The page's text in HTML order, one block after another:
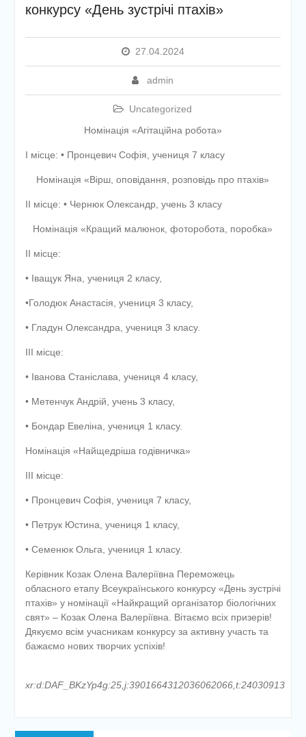
етапу Всеукраїнської
військово-патріотичної гри
«Сокіл» («Джура»)
У закладі освіти
проведено підсумкову
педагогічну раду
конкурсу «День зустрічі птахів»
27.04.2024
admin
Uncategorized
Номінація «Агітаційна робота»
І місце: • Пронцевич Софія, учениця 7 класу
Номінація «Вірш, оповідання, розповідь про птахів»
ІІ місце: • Чернюк Олександр, учень 3 класу
Номінація «Кращий малюнок, фоторобота, поробка»
ІІ місце:
• Іващук Яна, учениця 2 класу,
•Голодюк Анастасія, учениця 3 класу,
• Гладун Олександра, учениця 3 класу.
ІІІ місце:
• Іванова Станіслава, учениця 4 класу,
• Метенчук Андрій, учень 3 класу,
• Бондар Евеліна, учениця 1 класу.
Номінація «Найщедріша годівничка»
ІІІ місце:
• Пронцевич Софія, учениця 7 класу,
• Петрук Юстина, учениця 1 класу,
• Семенюк Ольга, учениця 1 класу.
Керівник Козак Олена Валеріївна Переможець
обласного етапу Всеукраїнського конкурсу «День зустрічі
птахів» у номінації «Найкращий організатор біологічних
свят» – Козак Олена Валеріївна. Вітаємо всіх призерів!
Дякуємо всім учасникам конкурсу за активну участь та
бажаємо нових творчих успіхів!
xr:d:DAF_BKzYp4g:25,j:3901664312036062066,t:24030913
Навігація